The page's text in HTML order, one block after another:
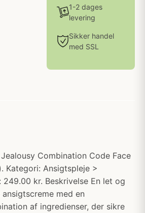
1-2 dages
levering
Sikker handel
med SSL
Combination Code Face
Kategori: Ansigtspleje >
249.00 kr. Beskrivelse En let og
med en
af ingredienser, der sikre